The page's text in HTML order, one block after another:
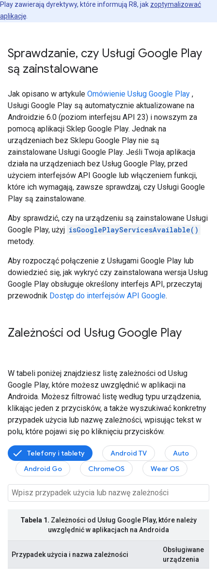
Play zawierają dyrektywy, które informują R8, jak zoptymalizować
aplikację
Sprawdzanie, czy Usługi Google Play
są zainstalowane
Jak opisano w artykule Omówienie Usług Google Play ,
Usługi Google Play są automatycznie aktualizowane na
Androidzie 6.0 (poziom interfejsu API 23) i nowszym za
pomocą aplikacji Sklep Google Play. Jednak na
urządzeniach bez Sklepu Google Play nie są
zainstalowane Usługi Google Play. Jeśli Twoja aplikacja
działa na urządzeniach bez Usług Google Play, przed
użyciem interfejsów API Google lub włączeniem funkcji,
które ich wymagają, zawsze sprawdzaj, czy Usługi Google
Play są zainstalowane.
Aby sprawdzić, czy na urządzeniu są zainstalowane Usługi
Google Play, użyj isGooglePlayServicesAvailable()
metody.
Aby rozpocząć połączenie z Usługami Google Play lub
dowiedzieć się, jak wykryć czy zainstalowana wersja Usług
Google Play obsługuje określony interfejs API, przeczytaj
przewodnik Dostęp do interfejsów API Google.
Zależności od Usług Google Play
W tabeli poniżej znajdziesz listę zależności od Usług
Google Play, które możesz uwzględnić w aplikacji na
Androida. Możesz filtrować listę według typu urządzenia,
klikając jeden z przycisków, a także wyszukiwać konkretny
przypadek użycia lub nazwę zależności, wpisując tekst w
polu, które pojawi się po kliknięciu przycisków.
Telefony i tablety Android TV
Auto
Android Go
ChromeOS Wear OS
Tabela 1. Zależności od Usług Google Play, które należy
uwzględnić w aplikacjach na Androida
Przypadek użycia i nazwa zależności
Obsługiwane
urządzenia